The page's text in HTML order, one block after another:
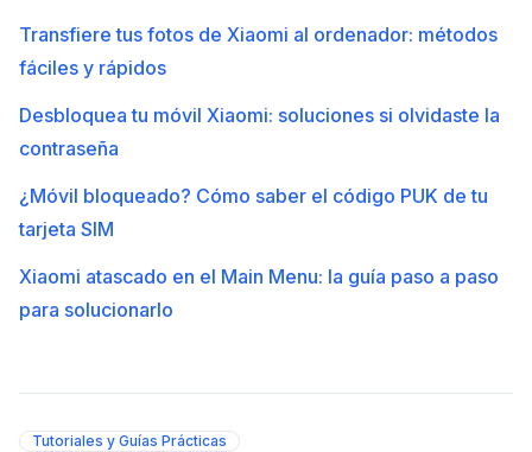
Transfiere tus fotos de Xiaomi al ordenador: métodos
fáciles y rápidos
Desbloquea tu móvil Xiaomi: soluciones si olvidaste la
contraseña
¿Móvil bloqueado? Cómo saber el código PUK de tu
tarjeta SIM
Xiaomi atascado en el Main Menu: la guía paso a paso
para solucionarlo
Tutoriales y Guías Prácticas